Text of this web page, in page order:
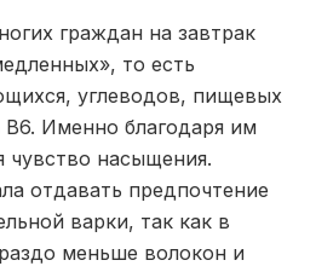
граждан на завтрак
то есть
углеводов, пищевых
Именно благодаря им
чувство насыщения.
отдавать предпочтение
варки, так как в
меньше волокон и